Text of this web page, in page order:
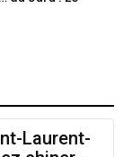
Laurent-